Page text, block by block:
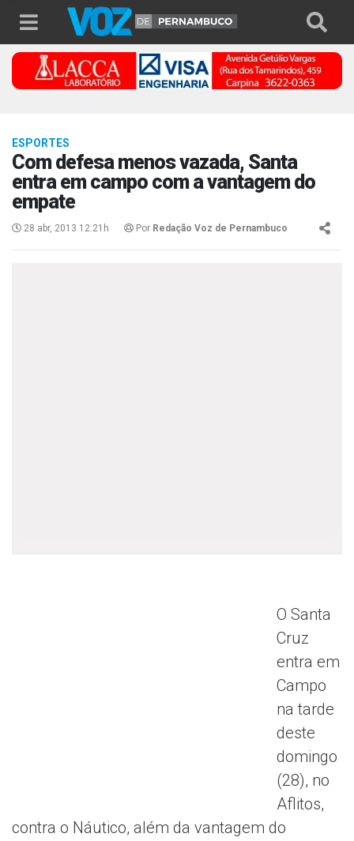
ESPORTES
Com defesa menos vazada, Santa
entra em campo com a vantagem do
empate
28 abr, 2013 12:21h Por Redação Voz de Pernambuco
O Santa
Cruz
entra em
Campo
na tarde
deste
domingo
(28), no
Aflitos,
contra o Náutico, além da vantagem do